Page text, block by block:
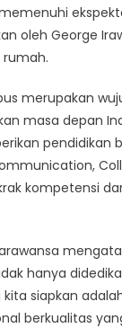
oleh George
merupakan
masa depan
pendidikan
kompetensi
hanya
siapkan
berkualitas